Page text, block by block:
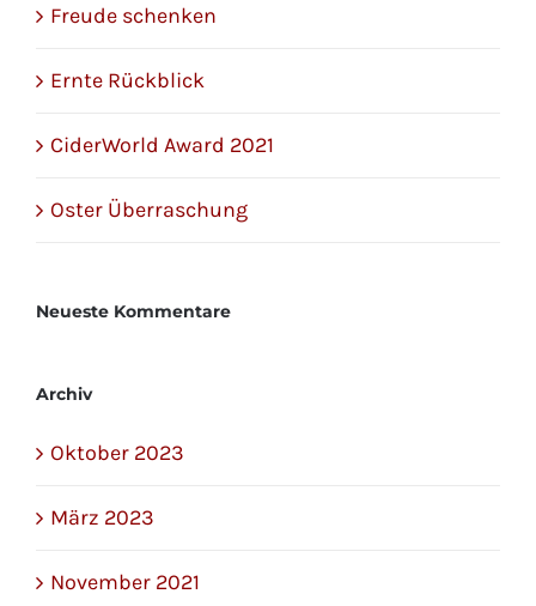
Freude schenken
Ernte Rückblick
CiderWorld Award 2021
Oster Überraschung
Neueste Kommentare
Archiv
Oktober 2023
März 2023
November 2021